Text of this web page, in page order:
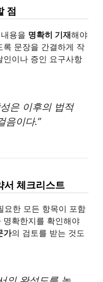
점
용을 명확히 기재해야
문장을 간결하게 작
인이나 증인 요구사항
은 이후의 법적
음이다.”
서 체크리스트
요한 모든 항목이 포함
명확한지를 확인해야
가의 검토를 받는 것도